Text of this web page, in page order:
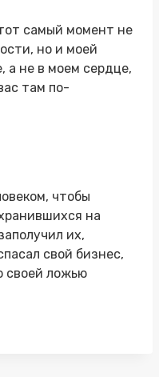
самый момент не
но и моей
а не в моем сердце,
там по-
чтобы
на
их,
свой бизнес,
своей ложью